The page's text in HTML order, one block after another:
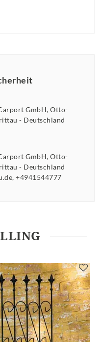
GmbH Otto-
Deutschland
GmbH Otto-
Deutschland
+4941544777